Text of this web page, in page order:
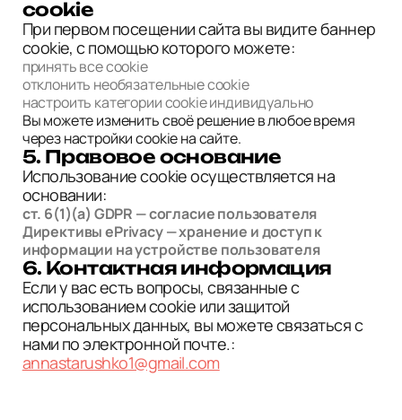
cookie
При первом посещении сайта вы видите баннер
cookie, с помощью которого можете:
принять все cookie
отклонить необязательные cookie
настроить категории cookie индивидуально
Вы можете изменить своё решение в любое время
через настройки cookie на сайте.
5. Правовое основание
Использование cookie осуществляется на
основании:
ст. 6(1)(a) GDPR — согласие пользователя
Директивы ePrivacy — хранение и доступ к
информации на устройстве пользователя
6. Контактная информация
Если у вас есть вопросы, связанные с
использованием cookie или защитой
персональных данных, вы можете связаться с
нами по электронной почте.:
annastarushko1@gmail.com